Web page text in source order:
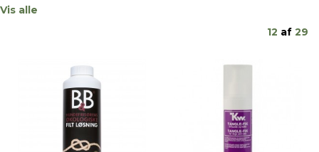
Vis alle
12 af 29